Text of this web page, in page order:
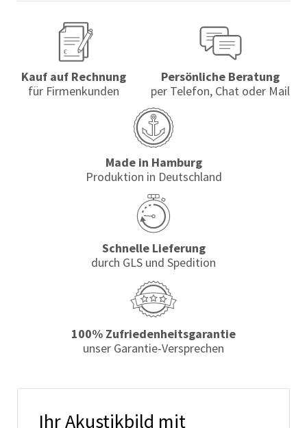
Kauf auf Rechnung
für Firmenkunden
Persönliche Beratung
per Telefon, Chat oder Mail
Made in Hamburg
Produktion in Deutschland
Schnelle Lieferung
durch GLS und Spedition
100% Zufriedenheits­garantie
unser Garantie-Versprechen
Ihr Akustikbild mit